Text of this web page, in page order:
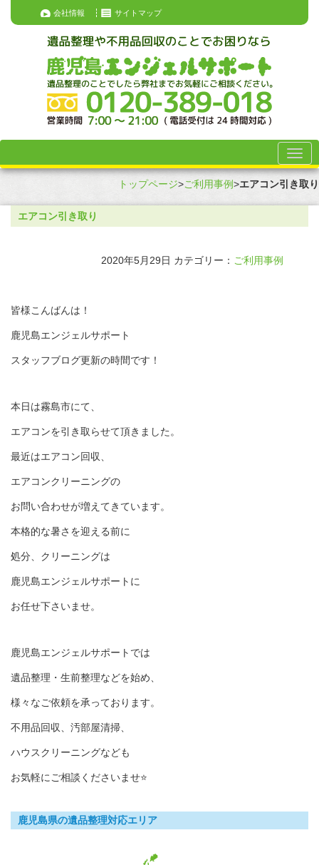
会社情報 サイトマップ
トップページ>ご利用事例>エアコン引き取り
エアコン引き取り
2020年5月29日 カテゴリー： ご利用事例
皆様こんばんは！
鹿児島エンジェルサポート
スタッフブログ更新の時間です！
本日は霧島市にて、
エアコンを引き取らせて頂きました。
最近はエアコン回収、
エアコンクリーニングの
お問い合わせが増えてきています。
本格的な暑さを迎える前に
処分、クリーニングは
鹿児島エンジェルサポートに
お任せ下さいませ。
鹿児島エンジェルサポートでは
遺品整理・生前整理などを始め、
様々なご依頼を承っております。
不用品回収、汚部屋清掃、
ハウスクリーニングなども
お気軽にご相談くださいませ⭐
鹿児島県の遺品整理対応エリア